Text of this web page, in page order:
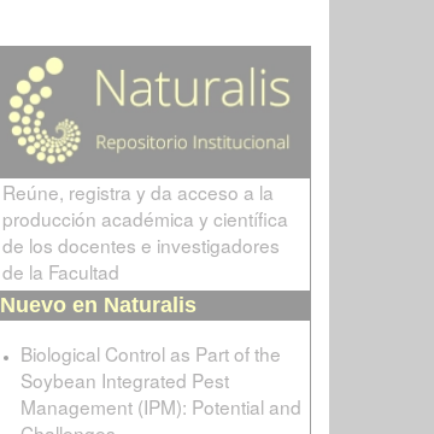
Reúne, registra y da acceso a la
producción académica y científica
de los docentes e investigadores
de la Facultad
Nuevo en Naturalis
Biological Control as Part of the
Soybean Integrated Pest
Management (IPM): Potential and